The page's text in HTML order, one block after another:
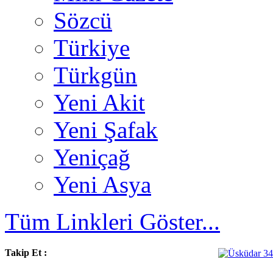
Sözcü
Türkiye
Türkgün
Yeni Akit
Yeni Şafak
Yeniçağ
Yeni Asya
Tüm Linkleri Göster...
Takip Et :